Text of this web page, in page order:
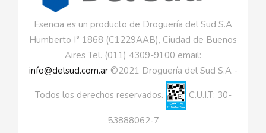
Esencia es un producto de Droguería del Sud S.A
Humberto I° 1868 (C1229AAB), Ciudad de Buenos
Aires Tel. (011) 4309-9100 email:
info@delsud.com.ar©2021 Droguería del Sud S.A -
Todos los derechos reservados. C.U.I.T: 30-
53888062-7